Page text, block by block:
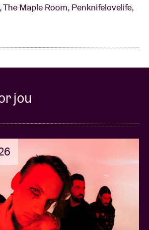
The Maple Room, Penknifelovelife,
jou